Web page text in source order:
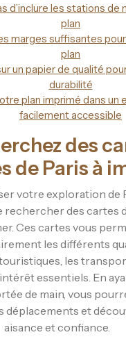
d’inclure les stations
plan
marges suffisantes pour
plan
un papier de qualité
durabilité
plan imprimé dans un
facilement accessible
des
de Paris à
votre exploration de
rechercher des cartes
Ces cartes vous
les différents
les
essentiels. En
de main, vous
déplacements et
aisance et confiance.